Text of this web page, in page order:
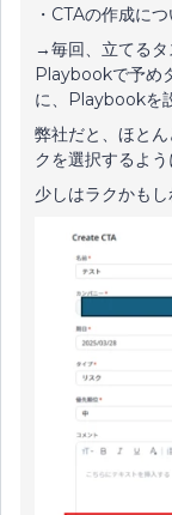
・CTAの作成に
→毎回、立てるタ
Playbookで予め
に、Playbookを
弊社だと、ほと
クを選択するよう
少しはラクかもし